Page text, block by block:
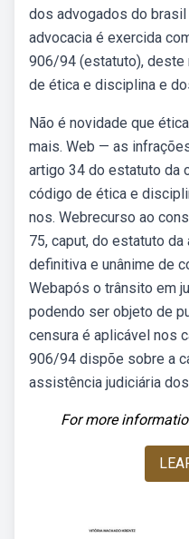
dos advogados do brasil
advocacia é exercida
906/94 (estatuto), deste
de ética e disciplina e
Não é novidade que
mais. Web — as
artigo 34 do estatuto da
código de ética e
nos. Webrecurso ao
75, caput, do estatuto
definitiva e unânime de
Webapós o trânsito em
podendo ser objeto de
censura é aplicável nos
906/94 dispõe sobre a
assistência judiciária
For more